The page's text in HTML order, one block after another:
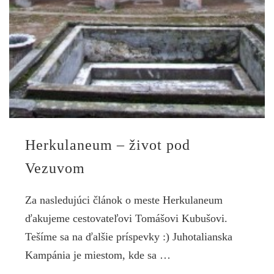
Herkulaneum – život pod
Vezuvom
Za nasledujúci článok o meste Herkulaneum
ďakujeme cestovateľovi Tomášovi Kubušovi.
Tešíme sa na ďalšie príspevky :) Juhotalianska
Kampánia je miestom, kde sa …